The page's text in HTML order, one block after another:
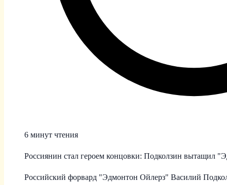
6 минут чтения
Россиянин стал героем концовки: Подколзин вытащил
Российский форвард "Эдмонтон Ойлерз" Василий